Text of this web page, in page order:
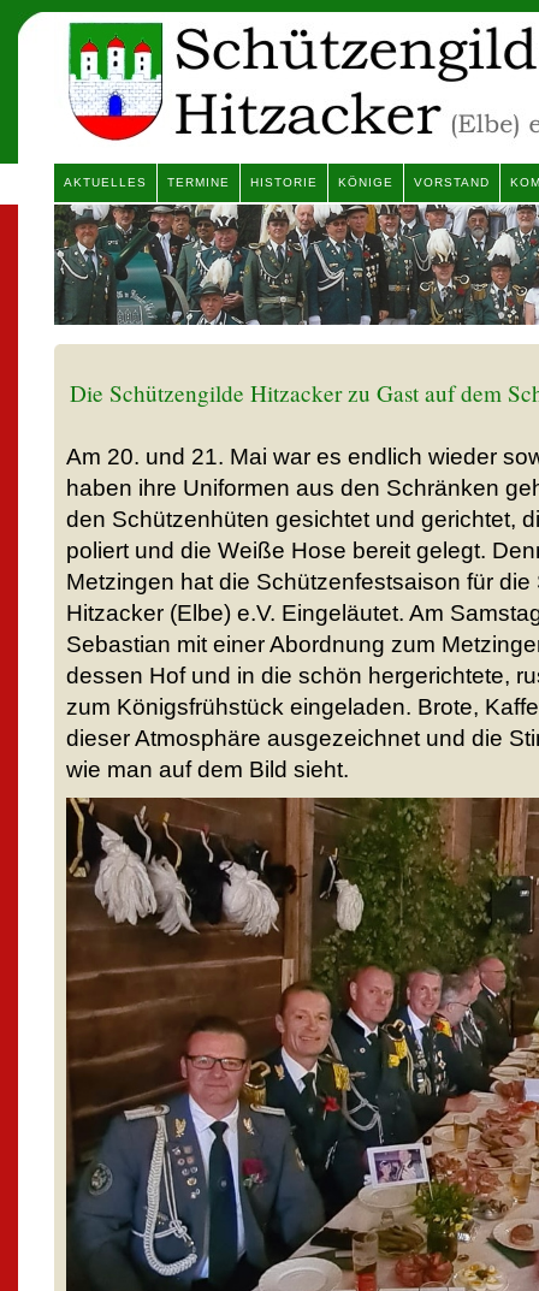
AKTUELLES TERMINE HISTORIE KÖNIGE VORSTAND
Die Schützengilde Hitzacker zu Gast auf dem
Am 20. und 21. Mai war es endlich wieder
haben ihre Uniformen aus den Schränken
den Schützenhüten gesichtet und gerichtet,
poliert und die Weiße Hose bereit gelegt.
Metzingen hat die Schützenfestsaison für
Hitzacker (Elbe) e.V. Eingeläutet. Am
Sebastian mit einer Abordnung zum
dessen Hof und in die schön hergerichtete,
zum Königsfrühstück eingeladen. Brote,
dieser Atmosphäre ausgezeichnet und die
wie man auf dem Bild sieht.